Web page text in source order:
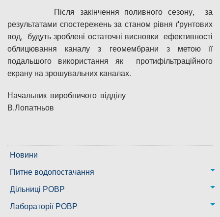
Після закінчення поливного сезону, за
результатами спостережень за станом рівня ґрунтових
вод, будуть зроблені остаточні висновки ефективності
облицювання каналу з геомембрани з метою її
подальшого використання як протифільтраційного
екрану на зрошувальних каналах.
Начальник виробничого відділу
В.Лопатньов
Новини
Питне водопостачання
м. Миколаїв
Казанківська ТГ
Дільниці РОВР
Новоодеська дільниця – водогін № 1,2
Лабораторії РОВР